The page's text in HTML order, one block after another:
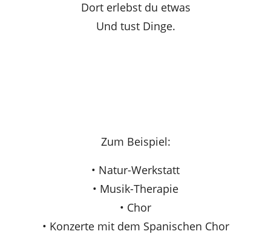
Dort erlebst du etwas
Und tust Dinge.
Zum Beispiel:
• Natur-Werkstatt
• Musik-Therapie
• Chor
• Konzerte mit dem Spanischen Chor